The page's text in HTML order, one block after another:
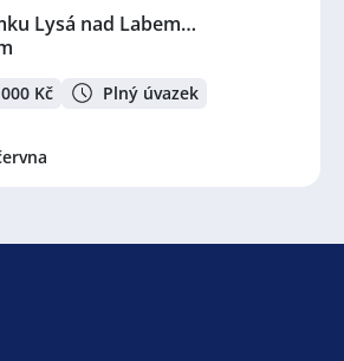
Lysá nad Labem…
Kč Plný úvazek